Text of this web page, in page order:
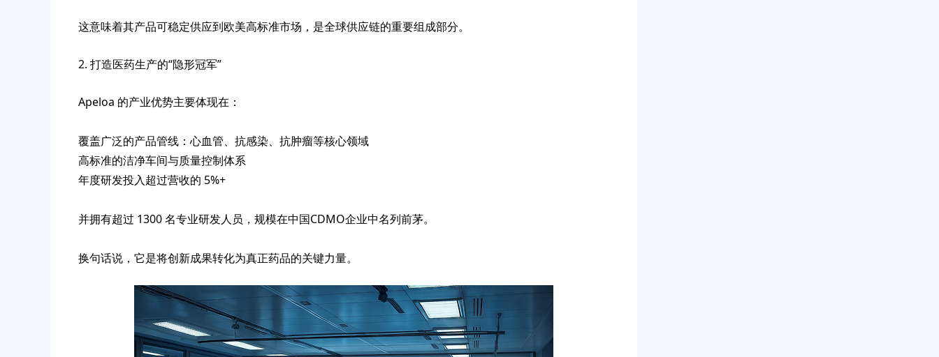
这意味着其产品可稳定供应到欧美高标准市场，是全球供应链的重要组成部分。
2. 打造医药生产的“隐形冠军”
Apeloa 的产业优势主要体现在：
覆盖广泛的产品管线：心血管、抗感染、抗肿瘤等核心领域
高标准的洁净车间与质量控制体系
年度研发投入超过营收的 5%+
并拥有超过 1300 名专业研发人员，规模在中国CDMO企业中名列前茅。
换句话说，它是将创新成果转化为真正药品的关键力量。